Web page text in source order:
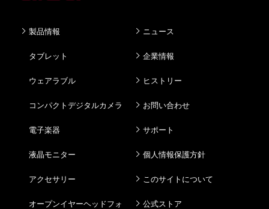
製品情報
タブレット
ウェアラブル
コンパクトデジタルカメラ
電子楽器
液晶モニター
アクセサリー
オープンイヤーヘッドフォ
ニュース
企業情報
ヒストリー
お問い合わせ
サポート
個人情報保護方針
このサイトについて
公式ストア